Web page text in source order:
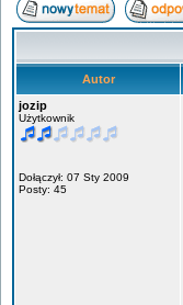
Autor
jozip
Użytkownik
Dołączył: 07 Sty 2009
Posty: 45